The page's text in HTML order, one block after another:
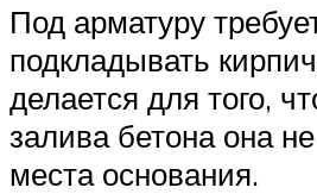
Под арматуру
подкладывать
делается для того,
залива бетона она
места основания.